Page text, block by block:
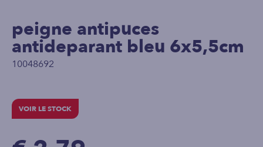
peigne antipuces
antideparant bleu 6x5,5cm
10048692
VOIR LE STOCK